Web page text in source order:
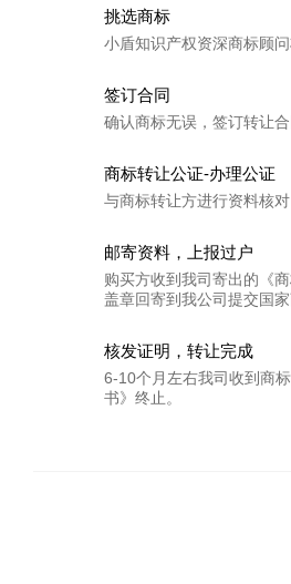
挑选商标
小盾知识产权资深商标顾
签订合同
确认商标无误，签订转让
商标转让公证-办理公证
与商标转让方进行资料核
邮寄资料，上报过户
购买方收到我司寄出的《
盖章回寄到我公司提交国
核发证明，转让完成
6-10个月左右我司收到商
书》终止。